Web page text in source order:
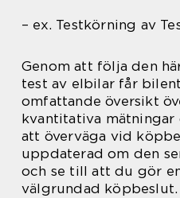
– ex. Testkörning av
Genom att följa den
test av elbilar får
omfattande översikt
kvantitativa
att överväga vid
uppdaterad om den
och se till att du gör
välgrundad köpbeslut.